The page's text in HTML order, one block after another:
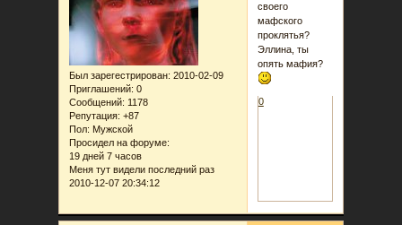
Был зарегестрирован: 2010-02-09
Приглашений: 0
Сообщений: 1178
Репутация: +87
Пол: Мужской
Просидел на форуме:
19 дней 7 часов
Меня тут видели последний раз
2010-12-07 20:34:12
своего
мафского
проклятья?
Эллина, ты
опять мафия?
0